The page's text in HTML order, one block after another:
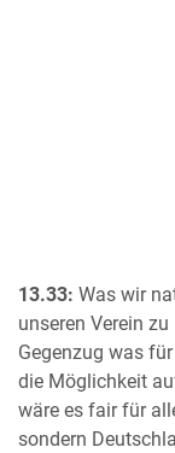
13.33: Was wir
unseren Verein
Gegenzug was
die Möglichkeit
wäre es fair für
sondern